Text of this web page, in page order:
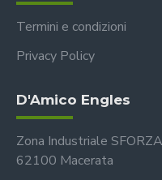
Termini e condizioni
Privacy Policy
D'Amico Engles
Zona Industriale
62100 Macerata